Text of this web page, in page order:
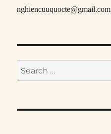
nghiencuuquocte@gmail.com
Search
for: